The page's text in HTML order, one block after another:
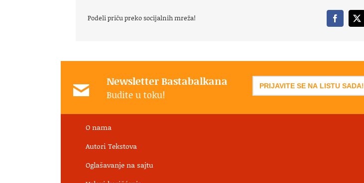
Podeli priču preko socijalnih mreža! Facebook
X
Newsletter Bastabalkana
Budite u toku!
PRIJAVITE SE NA LISTU SADA!
O nama
Autori Tekstova
Oglašavanje na sajtu